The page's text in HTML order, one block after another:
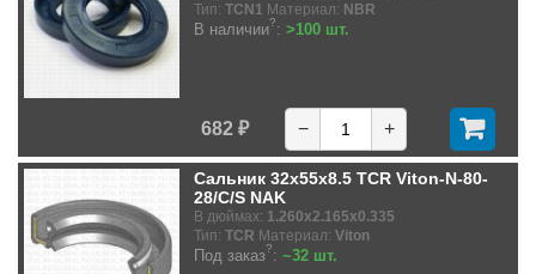
Тип: TCN1 Материал: NBR
В наличии?: >100 шт.
682 ₽ − +
Сальник 32x55x8.5 TCR Viton-N-80-
28/C/S NAK
В дюймах: 1.260x2.165x0.335
Тип: TCR Материал: Viton
Под заказ?: ~32 шт.